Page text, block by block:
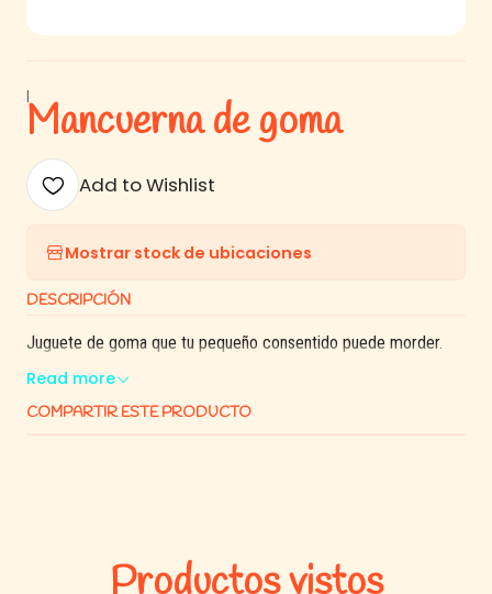
|
Mancuerna de goma
Add to Wishlist
Mostrar stock de ubicaciones
DESCRIPCIÓN
Juguete de goma que tu pequeño consentido puede morder.
Read more
COMPARTIR ESTE PRODUCTO
Productos vistos